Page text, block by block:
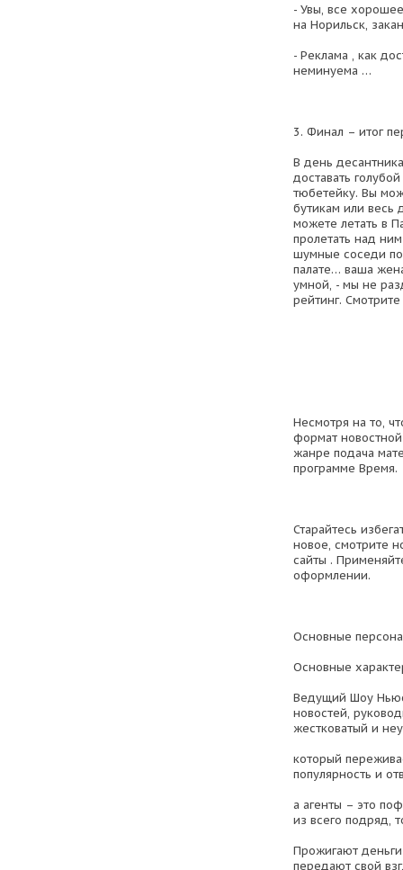
- Увы, все
на Норильск,
- Реклама , как
неминуема …
3. Финал – итог
В день
доставать
тюбетейку. Вы
бутикам или весь
можете летать в
пролетать над
шумные соседи по
палате… ваша
умной, - мы не
рейтинг.
Несмотря на то,
формат
жанре подача
программе Время.
Старайтесь
новое, смотрите
сайты .
оформлении.
Основные
Основные
Ведущий Шоу
новостей,
жестковатый и
который
популярность и
а агенты – это
из всего подряд,
Прожигают
передают свой